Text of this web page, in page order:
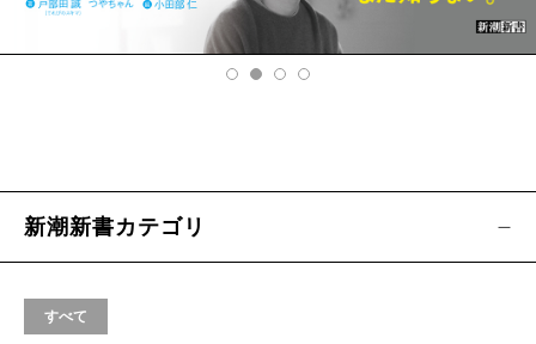
v
Ne
xt
新潮新書カテゴリ
すべて